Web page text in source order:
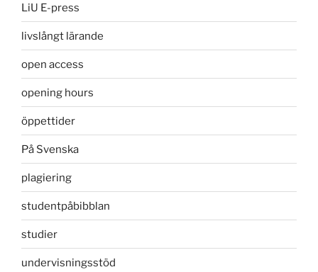
LiU E-press
livslångt lärande
open access
opening hours
öppettider
På Svenska
plagiering
studentpåbibblan
studier
undervisningsstöd